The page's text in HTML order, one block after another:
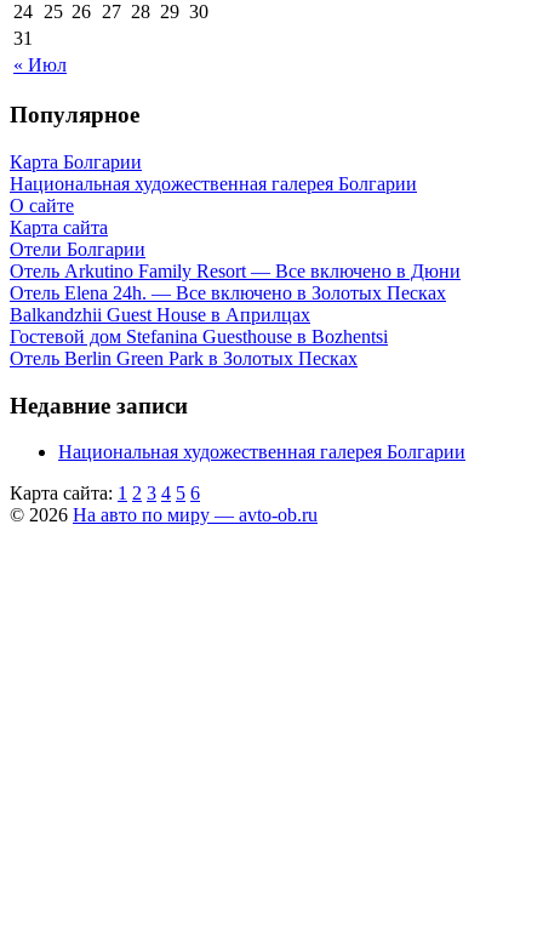
« Июл
24 25 26 27 28 29 30
31
Популярное
Карта Болгарии
Национальная художественная галерея Болгарии
О сайте
Карта сайта
Отели Болгарии
Отель Arkutino Family Resort — Все включено в Дюни
Отель Elena 24h. — Все включено в Золотых Песках
Balkandzhii Guest House в Априлцах
Гостевой дом Stefanina Guesthouse в Bozhentsi
Отель Berlin Green Park в Золотых Песках
Недавние записи
Национальная художественная галерея Болгарии
Карта сайта: 1 2 3 4 5 6
© 2026 На авто по миру — avto-ob.ru